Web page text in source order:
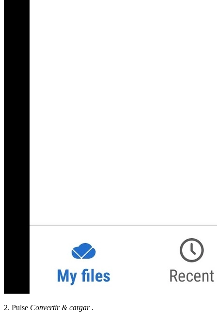
2. Pulse Convertir & cargar .